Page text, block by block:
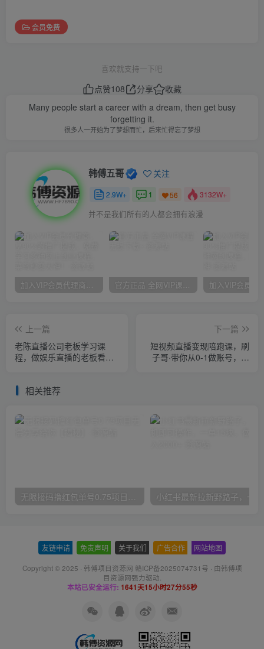
会员免费
喜欢就支持一下吧
点赞108 分享
收藏
Many people start a career with a dream, then get busy
forgetting it.
很多人一开始为了梦想而忙，后来忙得忘了梦想
韩傅五哥 关注
2.9W+ 1 56 3132W+
并不是我们所有的人都会拥有浪漫
加入VIP会员代理商，享90%的推广提成，免费学习多种网上创业课程，菜鸟秒变大神！ 官方正品 全网VIP课程 无损下载~
上一篇
老陈直播公司老板学习课
程，做娱乐直播的老板看这
下一篇
短视频直播变现陪跑课，刷
子哥·带你从0-1做账号，赋
相关推荐
友链申请 免责声明 关于我们 广告合作 网站地图
Copyright © 2025 · 韩傅项目资源网 赣ICP备2025074731号 · 由韩傅项
目资源网强力驱动.
本站已安全运行: 1641天15小时27分55秒